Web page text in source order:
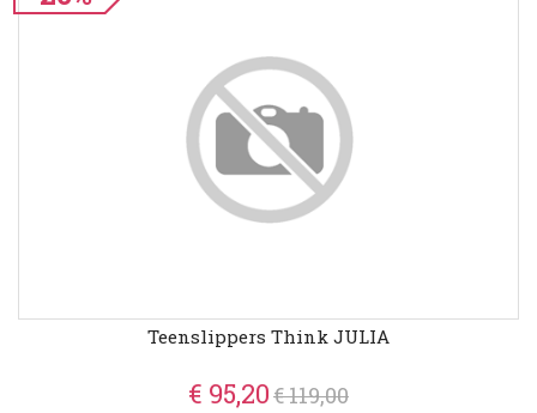
Teenslippers Think JULIA
€ 95,20€ 119,00